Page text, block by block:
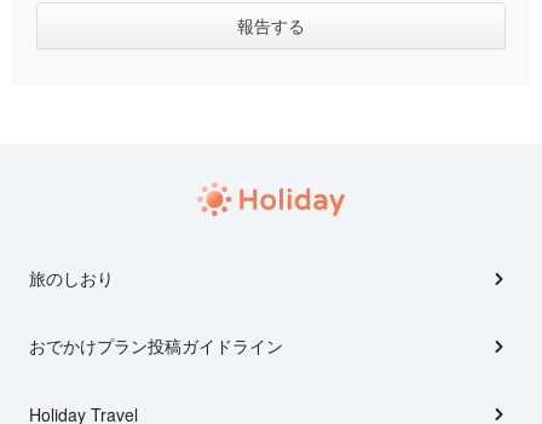
旅のしおり
おでかけプラン投稿ガイドライン
Holiday Travel